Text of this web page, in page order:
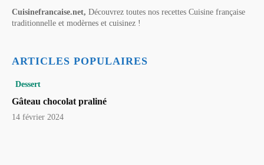
Cuisinefrancaise.net, Découvrez toutes nos recettes Cuisine française
traditionnelle et modèrnes et cuisinez !
ARTICLES POPULAIRES
Dessert
Gâteau chocolat praliné
14 février 2024